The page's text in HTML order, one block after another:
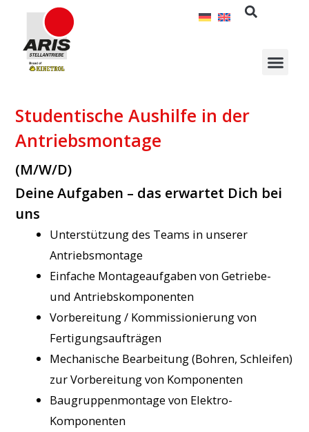
springen
Studentische Aushilfe in der
Antriebsmontage
(M/W/D)
Deine Aufgaben – das erwartet Dich bei
uns
Unterstützung des Teams in unserer
Antriebsmontage
Einfache Montageaufgaben von Getriebe-
und Antriebskomponenten
Vorbereitung / Kommissionierung von
Fertigungsaufträgen
Mechanische Bearbeitung (Bohren, Schleifen)
zur Vorbereitung von Komponenten
Baugruppenmontage von Elektro-
Komponenten